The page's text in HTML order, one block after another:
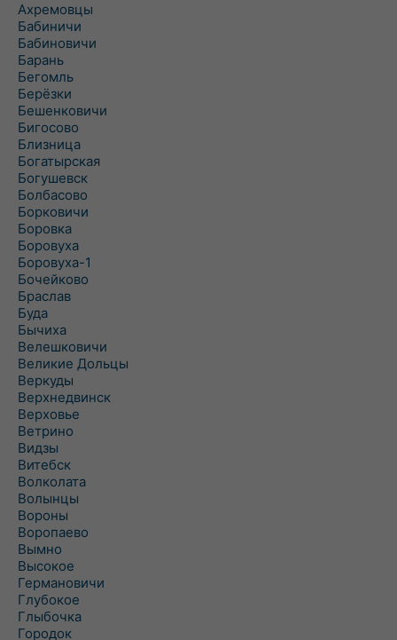
Ахремовцы
Бабиничи
Бабиновичи
Барань
Бегомль
Берёзки
Бешенковичи
Бигосово
Близница
Богатырская
Богушевск
Болбасово
Борковичи
Боровка
Боровуха
Боровуха-1
Бочейково
Браслав
Буда
Бычиха
Велешковичи
Великие Дольцы
Веркуды
Верхнедвинск
Верховье
Ветрино
Видзы
Витебск
Волколата
Волынцы
Вороны
Воропаево
Вымно
Высокое
Германовичи
Глубокое
Глыбочка
Городок